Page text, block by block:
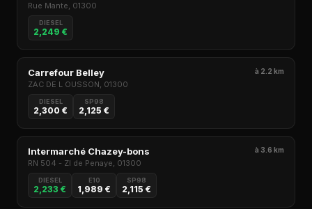
Rue Mante, 01300
DIESEL
2,249 €
Carrefour Belley à 2.2 km
ZAC DE L OUSSON, 01300
DIESEL
2,300 €
SP98
2,125 €
Intermarché Chazey-bons à 3.6 km
RN 504 - ZI de Penaye, 01300
DIESEL
2,233 €
E10
1,989 €
SP98
2,115 €